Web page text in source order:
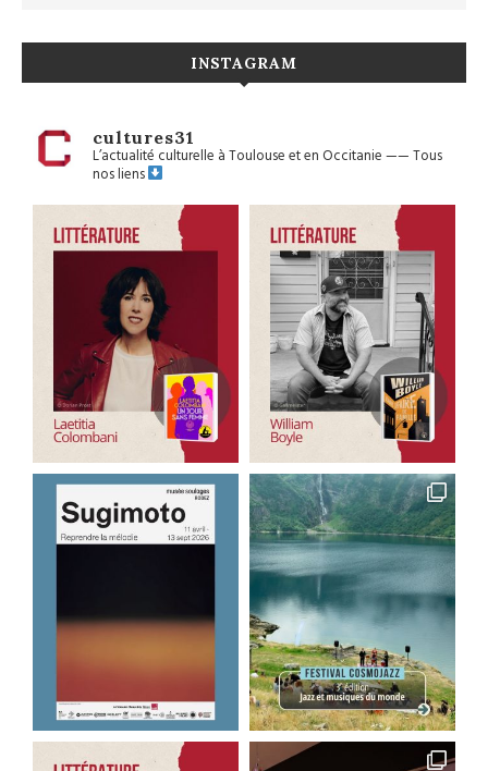
INSTAGRAM
cultures31
L’actualité culturelle à Toulouse et en Occitanie——Tous
nos liens